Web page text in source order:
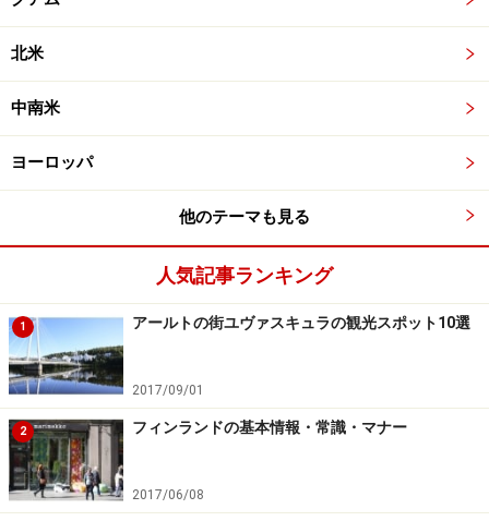
北米
中南米
ヨーロッパ
他のテーマも見る
人気記事ランキング
1 アールトの街ユヴァスキュラの観光スポット10選
2017/09/01
2 フィンランドの基本情報・常識・マナー
2017/06/08